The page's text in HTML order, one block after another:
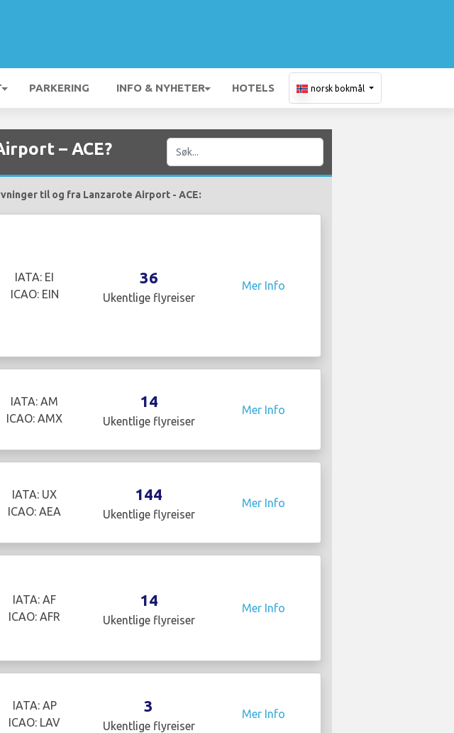
PARKERING INFO & NYHETER HOTELS norsk bokmål
– ACE?
til og fra Lanzarote Airport - ACE:
IATA: EI
ICAO: EIN
36
Ukentlige flyreiser
Mer Info
IATA: AM
ICAO: AMX
14
Ukentlige flyreiser
Mer Info
IATA: UX
ICAO: AEA
144
Ukentlige flyreiser
Mer Info
IATA: AF
ICAO: AFR
14
Ukentlige flyreiser
Mer Info
IATA: AP
ICAO: LAV
3
Ukentlige flyreiser
Mer Info